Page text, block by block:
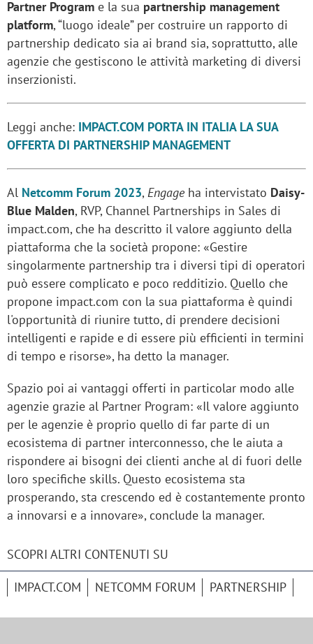
Partner Program e la sua partnership management
platform, “luogo ideale” per costruire un rapporto di
partnership dedicato sia ai brand sia, soprattutto, alle
agenzie che gestiscono le attività marketing di diversi
inserzionisti.
Leggi anche: IMPACT.COM PORTA IN ITALIA LA SUA
OFFERTA DI PARTNERSHIP MANAGEMENT
Al Netcomm Forum 2023,Engageha intervistato Daisy-
Blue Malden, RVP, Channel Partnerships in Sales di
impact.com, che ha descritto il valore aggiunto della
piattaforma che la società propone: «Gestire
singolarmente partnership tra i diversi tipi di operatori
può essere complicato e poco redditizio. Quello che
propone impact.com con la sua piattaforma è quindi
l'opportunità di riunire tutto, di prendere decisioni
intelligenti e rapide e di essere più efficienti in termini
di tempo e risorse», ha detto la manager.
Spazio poi ai vantaggi offerti in particolar modo alle
agenzie grazie al Partner Program: «Il valore aggiunto
per le agenzie è proprio quello di far parte di un
ecosistema di partner interconnesso, che le aiuta a
rispondere ai bisogni dei clienti anche al di fuori delle
loro specifiche skills. Questo ecosistema sta
prosperando, sta crescendo ed è costantemente pronto
a innovarsi e a innovare», conclude la manager.
SCOPRI ALTRI CONTENUTI SU
IMPACT.COM NETCOMM FORUM PARTNERSHIP